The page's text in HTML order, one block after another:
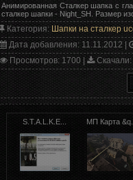
Анимированная Сталкер шапка с
сталкер шапки - Night_SH. Размер
Категория: Шапки на сталкер
Дата добавления: 11.11.2012 |
Просмотров: 1700 | Скачали
S.T.A.L.K.E... МП Карта